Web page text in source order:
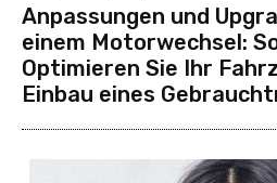
Anpassungen und
einem Motorwechsel:
Optimieren Sie Ihr
Einbau eines